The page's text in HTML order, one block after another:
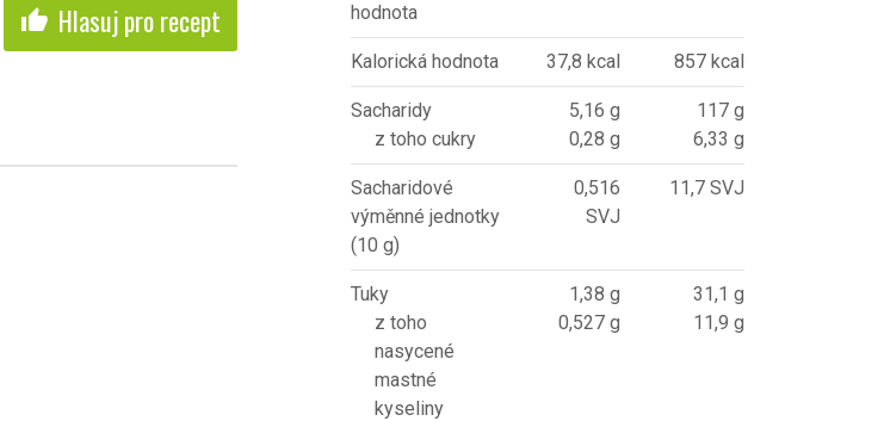
thumb_up Hlasuj pro recept
hodnota
Kalorická hodnota 37,8 kcal 857 kcal
Sacharidy
z toho cukry
5,16 g
0,28 g
117 g
6,33 g
Sacharidové
výměnné jednotky
(10 g)
0,516
SVJ
11,7 SVJ
Tuky
z toho
nasycené
mastné
kyseliny
1,38 g
0,527 g
31,1 g
11,9 g